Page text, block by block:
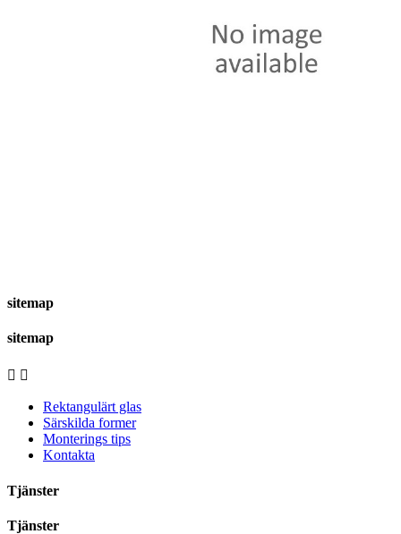
sitemap
sitemap
 
Rektangulärt glas
Särskilda former
Monterings tips
Kontakta
Tjänster
Tjänster